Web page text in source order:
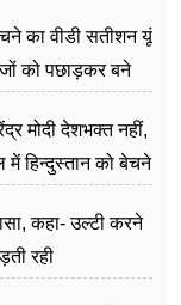
का वीडी सतीशन यूं
को पछाड़कर बने
मोदी देशभक्त नहीं,
में हिन्दुस्तान को बेचने
कहा- उल्टी करने
रही